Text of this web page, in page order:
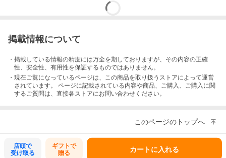
掲載情報について
・掲載している情報の精度には万全を期しておりますが、その内容の正確
性、安全性、有用性を保証するものではありません。
・現在ご覧になっているページは、この商品を取り扱うストアによって運営
されています。 ページに記載されている内容や商品、ご購入 、ご購入に関
するご質問は、直接各ストアにお問い合わせください。
このページのトップへ
店頭で
受け取る
ギフトで
贈る
カートに入れる